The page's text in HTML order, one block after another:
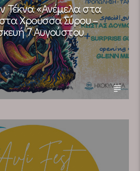
Τέκνα «Ανέμελα στα
Χρούσσα Σύρου –
7 Αυγούστου